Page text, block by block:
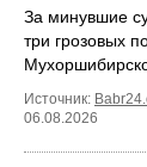
За минувшие
три грозовых
Источник:
06.08.2026